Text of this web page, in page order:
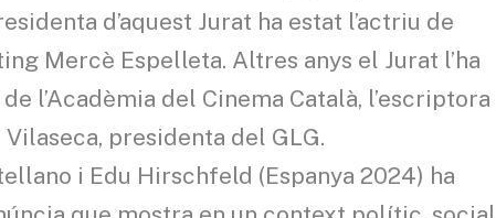
d’aquest Jurat ha estat l’actriu de
Mercè Espelleta. Altres anys el Jurat l’ha
l’Acadèmia del Cinema Català, l’escriptora
presidenta del GLG.
i Edu Hirschfeld (Espanya 2024) ha